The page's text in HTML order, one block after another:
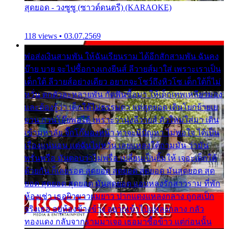
สุดยอด - วงซูซู (ซาวด์ดนตรี) (KARAOKE)
118 views • 03.07.2569
พ่อส่งเงินสามพัน ให้ฉันเรียนราม ได้อีกสักสามพัน ฉันคง
บ๊าย บาย จะไปซื้อกางเกงยีนส์ ลีวายส์มาใส่ เพราะเราเป็น
เด็กใต้ ลีวายส์อย่างเดียว อยากจะโชว์ถึงหิวโซ เด็กใต้ก็ไม่
หวั่น ตกตัวละหลายพัน กัดฟันซื้อมา ให้เด็กเทพเหลียวมอง
และต้องรู้ว่า เด็กใต้ไม่ธรรมดา แต่สุดยอด เดินโยกย้ายเย
ยวน กวนโอ๊ยพอได้ เพราะว่านุ่งลีวายส์ ตัวใหม่ใส่มา เดิน
เข้ามหาลัย จิ๊กโก๊มองหน้า ท่าจะมีปัญหา ไม่พอใจ ได้เป็น
เรื่องแน่นอน แต่ฉันไม่หวั่น เลยแหลงใต้ถามมัน ว่ามัน
พรั่นพรือ มันตอบว่าไม่พรื่อ เปลี่ยนเป็นยิ้มให้ เจอะเด็กใต้
ด้วยกัน ก็เลยรอด สุดยอด สุดยอด สุดยอด มันสุดยอด สุด
ยอด สุดยอด สุดยอด มันสุดยอด แอบหลงรักสาวราม ที่พัก
ห้องเช่า เธอผิวขาวผมยาว ปากแดงแหลงกลาง ถูกสเป็ก
จริงเธอ อยู่ห้องข้างข้าง อยากเข้าไปแหลงกลาง กลัว
ทองแดง กลับจากรามมาเจอ เธอมาซื้อข้าว แต่ก่อนนั้น